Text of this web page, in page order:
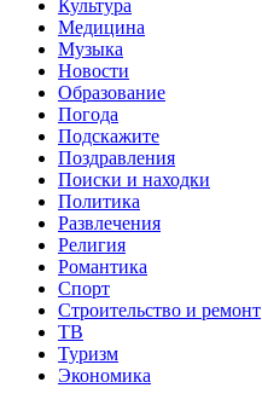
Культура
Медицина
Музыка
Новости
Образование
Погода
Подскажите
Поздравления
Поиски и находки
Политика
Развлечения
Религия
Романтика
Спорт
Строительство и ремонт
ТВ
Туризм
Экономика